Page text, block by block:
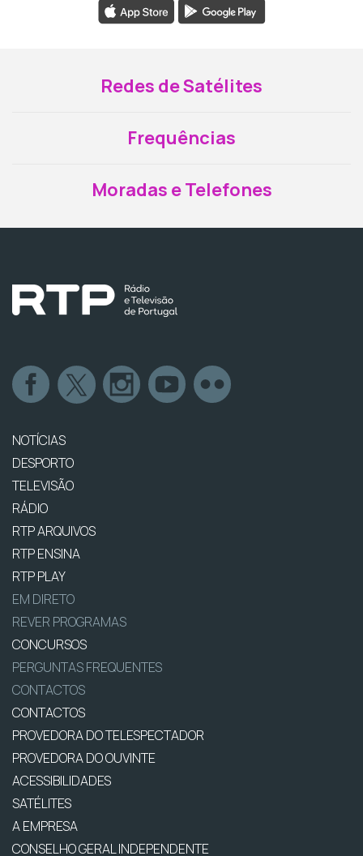
Redes de Satélites
Frequências
Moradas e Telefones
NOTÍCIAS
DESPORTO
TELEVISÃO
RÁDIO
RTP ARQUIVOS
RTP ENSINA
RTP PLAY
EM DIRETO
REVER PROGRAMAS
CONCURSOS
PERGUNTAS FREQUENTES
CONTACTOS
CONTACTOS
PROVEDORA DO TELESPECTADOR
PROVEDORA DO OUVINTE
ACESSIBILIDADES
SATÉLITES
A EMPRESA
CONSELHO GERAL INDEPENDENTE